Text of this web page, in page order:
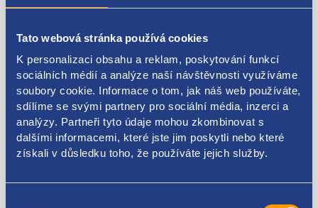
Tato webová stránka používá cookies
K personalizaci obsahu a reklam, poskytování funkcí
sociálních médií a analýze naší návštěvnosti využíváme
soubory cookie. Informace o tom, jak náš web používáte,
sdílíme se svými partnery pro sociální média, inzerci a
analýzy. Partneři tyto údaje mohou zkombinovat s
dalšími informacemi, které jste jim poskytli nebo které
získali v důsledku toho, že používáte jejich služby.
barva: béžová
počet kusů:1
umístění: střed (u zrcátka)
Kódy produktu